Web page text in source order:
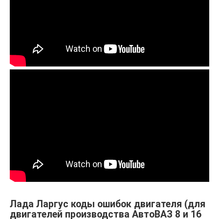
Лада Ларгус коды ошибок двигателя (для
двигателей производства АвтоВАЗ 8 и 16